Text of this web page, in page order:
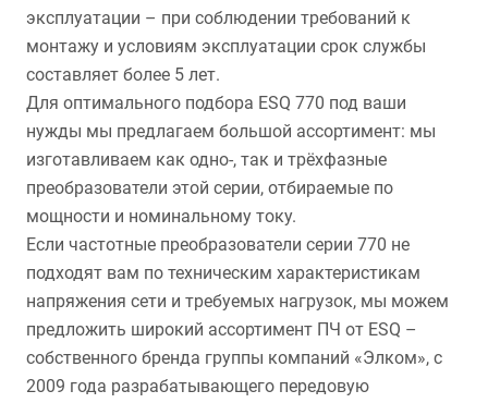
эксплуатации – при соблюдении требований к
монтажу и условиям эксплуатации срок службы
составляет более 5 лет.
Для оптимального подбора ESQ 770 под ваши
нужды мы предлагаем большой ассортимент: мы
изготавливаем как одно-, так и трёхфазные
преобразователи этой серии, отбираемые по
мощности и номинальному току.
Если частотные преобразователи серии 770 не
подходят вам по техническим характеристикам
напряжения сети и требуемых нагрузок, мы можем
предложить широкий ассортимент ПЧ от ESQ –
собственного бренда группы компаний «Элком», с
2009 года разрабатывающего передовую